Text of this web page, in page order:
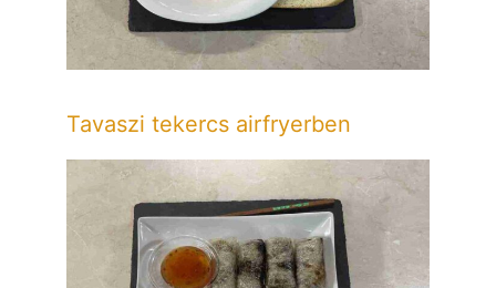
Tavaszi tekercs airfryerben